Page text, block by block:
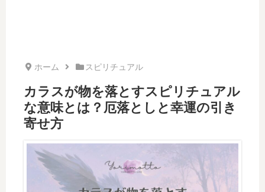
ホーム スピリチュアル
カラスが物を落とすスピリチュアル
な意味とは？厄落としと幸運の引き
寄せ方